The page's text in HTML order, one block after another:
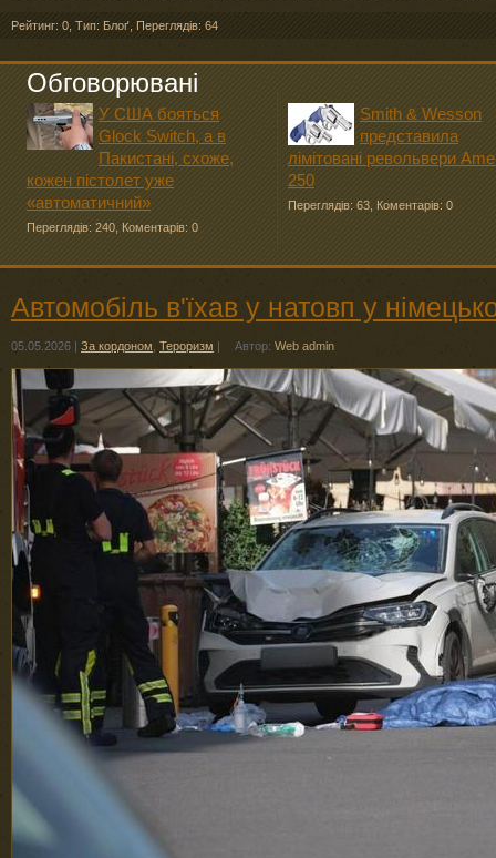
Рейтинг: 0 Тип: Блоґ Переглядів: 64
Обговорювані
У США бояться
Glock Switch, а в
Пакистані, схоже,
кожен пістолет уже
«автоматичний»
Переглядів: 240 Коментарів: 0
Smith & Wesson
представила
лімітовані револьвери
250
Переглядів: 63 Коментарів: 0
Автомобіль в'їхав у натовп у
05.05.2026 | За кордоном Тероризм | Автор: Web admin